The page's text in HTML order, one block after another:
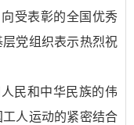
受表彰的全国优秀
党组织表示热烈祝
民和中华民族的伟
人运动的紧密结合